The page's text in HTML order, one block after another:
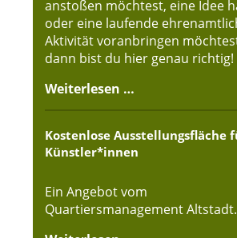
anstoßen möchtest, eine Idee
oder eine laufende
Aktivität voranbringen
dann bist du hier genau richtig!
Weiterlesen …
Kostenlose Ausstellungsfläche
Künstler*innen
Ein Angebot vom
Quartiersmanagement Altstadt.